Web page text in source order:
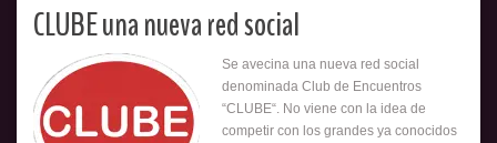
CLUBE una nueva red social
Se avecina una nueva red social
denominada Club de Encuentros
“CLUBE“. No viene con la idea de
competir con los grandes ya conocidos